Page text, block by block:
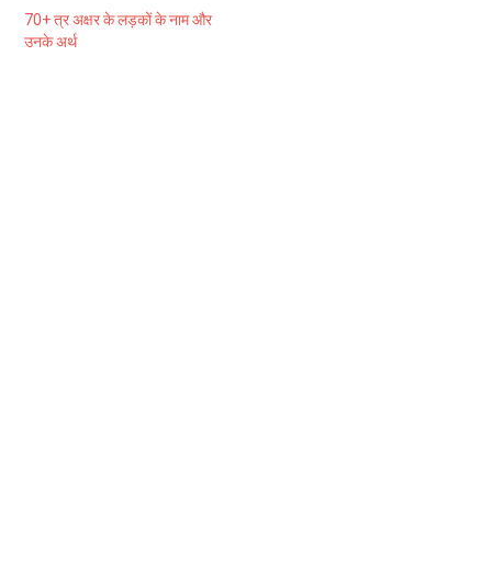
70+ त्र अक्षर के लड़कों के नाम और
उनके अर्थ